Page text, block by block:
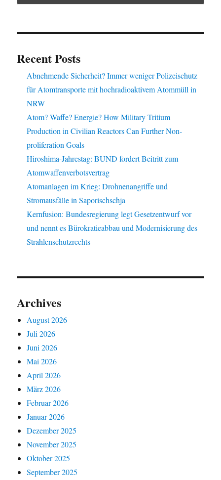
Recent Posts
Abnehmende Sicherheit? Immer weniger Polizeischutz
für Atomtransporte mit hochradioaktivem Atommüll in
NRW
Atom? Waffe? Energie? How Military Tritium
Production in Civilian Reactors Can Further Non-
proliferation Goals
Hiroshima-Jahrestag: BUND fordert Beitritt zum
Atomwaffenverbotsvertrag
Atomanlagen im Krieg: Drohnenangriffe und
Stromausfälle in Saporischschja
Kernfusion: Bundesregierung legt Gesetzentwurf vor
und nennt es Bürokratieabbau und Modernisierung des
Strahlenschutzrechts
Archives
August 2026
Juli 2026
Juni 2026
Mai 2026
April 2026
März 2026
Februar 2026
Januar 2026
Dezember 2025
November 2025
Oktober 2025
September 2025